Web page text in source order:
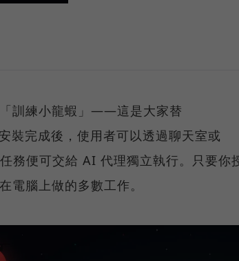
訓練小龍蝦」——這是大家替
完成後，使用者可以透過聊天室或
務便可交給 AI 代理獨立執行。只要你
電腦上做的多數工作。